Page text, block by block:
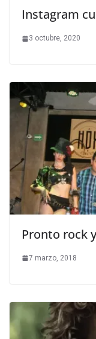
Instagram
3 octubre, 2020
Pronto rock
7 marzo, 2018